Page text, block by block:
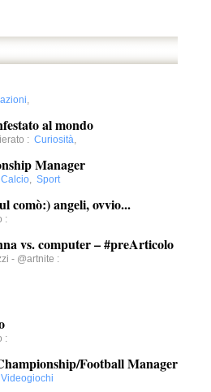
,
al mondo
: Curiosità,
Manager
Calcio, Sport
comò:) angeli, ovvio...
:
vs. computer – #preArticolo
- @artnite :
:
Football Manager
Videogiochi